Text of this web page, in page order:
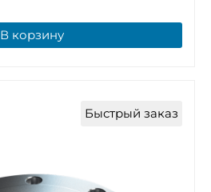
В корзину
Быстрый заказ